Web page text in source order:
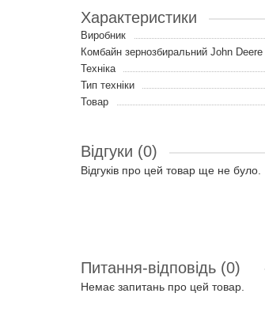
Характеристики
Виробник
Комбайн зернозбиральний John Deere
Техніка
Тип техніки
Товар
Відгуки (0)
Відгуків про цей товар ще не було.
Питання-відповідь (0)
Немає запитань про цей товар.